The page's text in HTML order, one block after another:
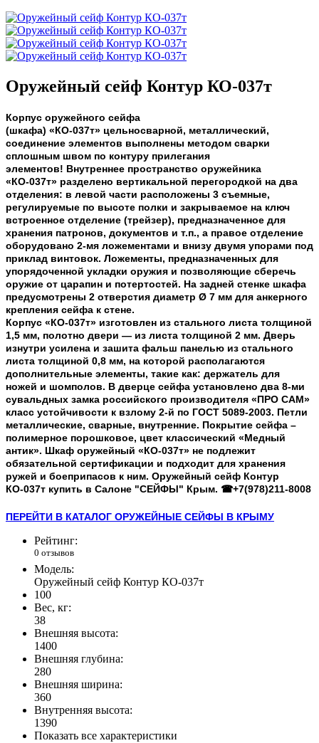
Оружейный сейф Контур КО-037т
Корпус оружейного сейфа
(шкафа) «КО-037т» цельносварной, металлический,
соединение элементов выполнены методом сварки
сплошным швом по контуру прилегания
элементов! Внутреннее пространство оружейника
«КО-037т» разделено вертикальной перегородкой на два
отделения: в левой части расположены 3 съемные,
регулируемые по высоте полки и закрываемое на ключ
встроенное отделение (трейзер), предназначенное для
хранения патронов, документов и т.п., а правое отделение
оборудовано 2-мя ложементами и внизу двумя упорами под
приклад винтовок. Ложементы, предназначенных для
упорядоченной укладки оружия и позволяющие сберечь
оружие от царапин и потертостей. На задней стенке шкафа
предусмотрены 2 отверстия диаметр Ø 7 мм для анкерного
крепления сейфа к стене.
Корпус «КО-037т» изготовлен из стального листа толщиной
1,5 мм, полотно двери — из листа толщиной 2 мм. Дверь
изнутри усилена и зашита фальш панелью из стального
листа толщиной 0,8 мм, на которой располагаются
дополнительные элементы, такие как: держатель для
ножей и шомполов. В дверце сейфа установлено два 8-ми
сувальдных замка российского производителя «ПРО САМ»
класс устойчивости к взлому 2-й по ГОСТ 5089-2003. Петли
металлические, сварные, внутренние. Покрытие сейфа –
полимерное порошковое, цвет классический «Медный
антик». Шкаф оружейный «КО-037т» не подлежит
обязательной сертификации и подходит для хранения
ружей и боеприпасов к ним. Оружейный сейф Контур
КО-037т купить в Салоне "СЕЙФЫ" Крым. ☎+7(978)211-8008
ПЕРЕЙТИ В КАТАЛОГ ОРУЖЕЙНЫЕ СЕЙФЫ В КРЫМУ
Рейтинг:
0 отзывов
Модель:
Оружейный сейф Контур КО-037т
100
Вес, кг:
38
Внешняя высота:
1400
Внешняя глубина:
280
Внешняя ширина:
360
Внутренняя высота:
1390
Показать все характеристики